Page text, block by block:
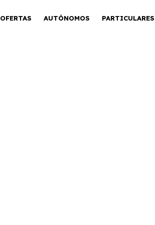
OFERTAS AUTÓNOMOS PARTICULARES